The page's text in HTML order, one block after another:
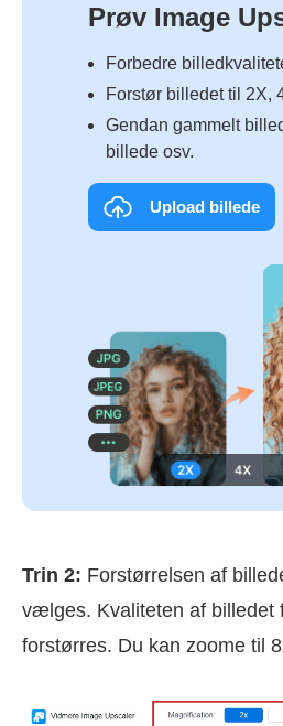
Prøv Image
Forbedre
Forstør billedet til 2X,
Gendan gammelt
billede osv.
Upload billede
Trin 2: Forstørrelsen af
vælges. Kvaliteten af billedet
forstørres. Du kan zoome til